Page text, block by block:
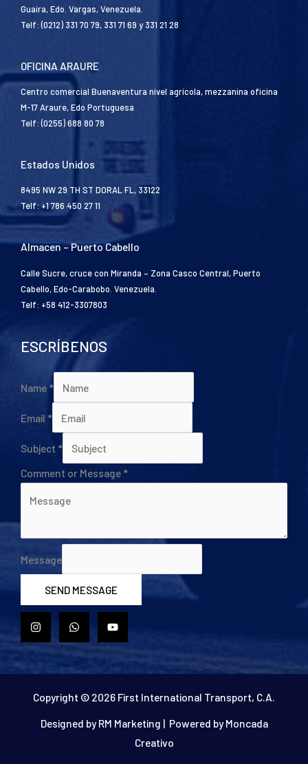
Guaira, Edo. Vargas, Venezuela.
Telf: (0212) 331 70 79, 331 71 69 y 331 21 28
OFICINA ARAURE
Centro comercial Buenaventura nivel agrícola, mezzanina oficina
M-17 Araure, Edo Portuguesa
Telf: (0255) 688 80 78
Estados Unidos
8495 NW 29 TH ST DORAL FL, 33122
Telf: +1 786 450 27 11
Almacen – Puerto Cabello
Calle Sucre, cruce con Miranda – Zona Casco Central, Puerto
Cabello, Edo-Carabobo. Venezuela.
Telf: +58 412-3307803
ESCRÍBENOS
Name *
Email *
Subject *
Comment or Message *
Message
SEND MESSAGE
Copyright © 2026 First International Transport, C.A.
Designed byRM Marketing | Powered byMoncada
Creativo